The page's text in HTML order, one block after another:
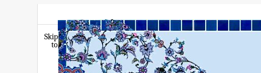
Skip
to